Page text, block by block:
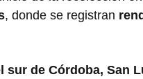
, donde se registran
sur de Córdoba, San